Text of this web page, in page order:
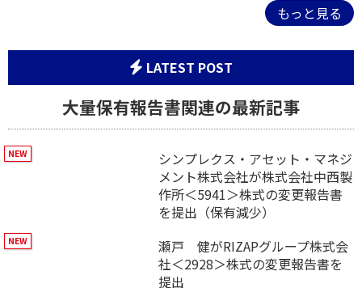
もっと見る
LATEST POST
大量保有報告書関連の最新記事
シンプレクス・アセット・マネジ
メント株式会社が株式会社中西製
作所＜5941＞株式の変更報告書
を提出（保有減少）
瀬戸 健がRIZAPグループ株式会
社＜2928＞株式の変更報告書を
提出